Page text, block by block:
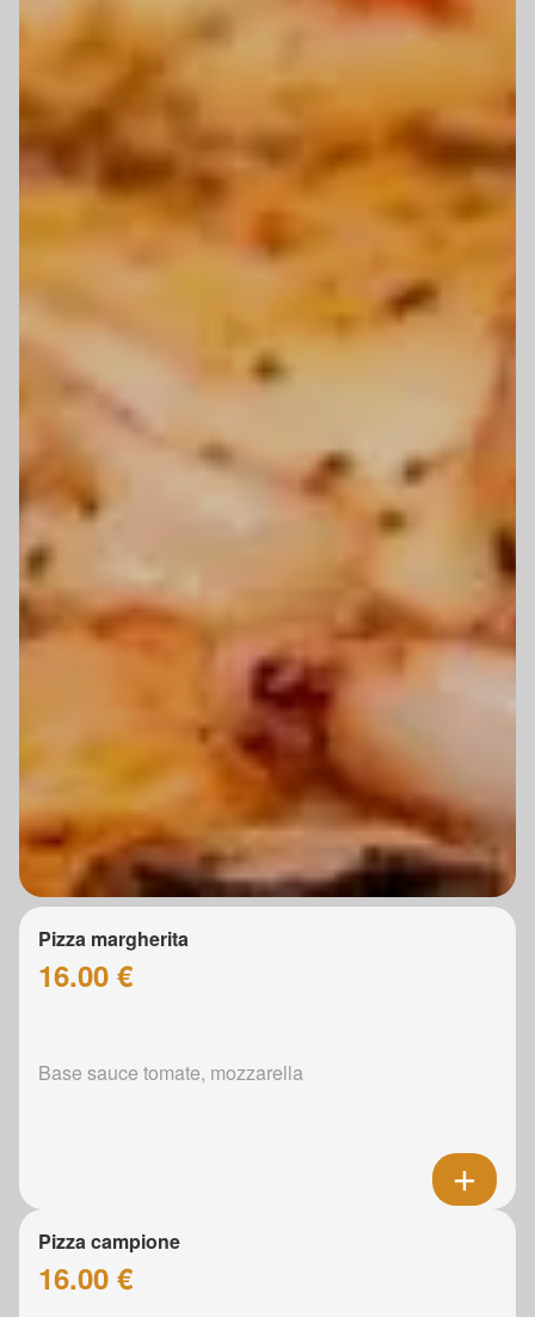
Pizza margherita
16.00 €
Base sauce tomate, mozzarella
Pizza campione
16.00 €